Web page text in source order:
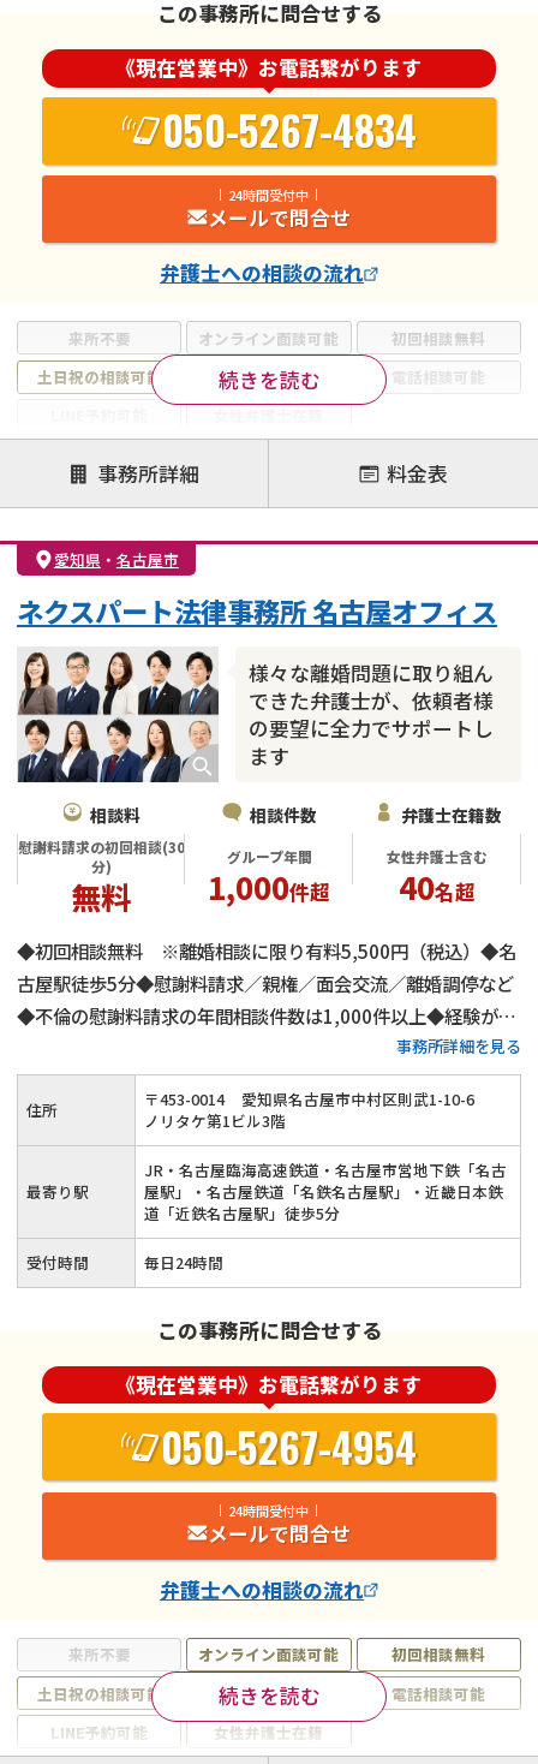
来所不要 オンライン面談可能
初回相談無料
土日祝の相談可能
19時以降電話可能
電話相談可能
注力案件
離婚前相談
離婚調停
離婚裁判
親権・面会交流権
DV
モラハラ
不貞・不倫慰謝料請求
財産分与
内縁の夫婦 熟年離婚
続きを読む
この事務所に問合せする
《現在営業中》お電話繋がります
050-5267-4834
24時間受付中
メールで問合せ
弁護士への相談の流れ
事務所詳細 料金表
愛知県 ・ 名古屋市
様々な離婚問題に取り組ん
できた弁護士が、依頼者様
の要望に全力でサポートし
ます
ネクスパート法律事務所 名古屋オフィス
相談料
慰謝料請求の初回相談(30
分)
無料
相談件数
グループ年間
1,000件超
弁護士在籍数
女性弁護士含む
40名超
◆初回相談無料 ※離婚相談に限り有料5,500円（税込）◆名
古屋駅徒歩5分◆慰謝料請求／親権／面会交流／離婚調停など
◆不倫の慰謝料請求の年間相談件数は1,000件以上◆経験があ
る弁護士が全力でサポート◆土日祝でもご相談可能なので、お
忙しい方でもお気軽にご連絡ください≪24時間メールでのご
相談受付≫
事務所詳細を見る
来所不要 オンライン面談可能
初回相談無料
土日祝の相談可能
19時以降電話可能
電話相談可能
LINE予約可能
女性弁護士在籍
続きを読む
住所 〒453-0014
愛知県名古屋市中村区則武1-10-6
ノリタケ第1ビル3階
最寄り駅
JR・名古屋臨海高速鉄道・名古屋市営地下鉄「名古
屋駅」・名古屋鉄道「名鉄名古屋駅」・近畿日本鉄
道「近鉄名古屋駅」徒歩5分
受付時間 毎日24時間
この事務所に問合せする
《現在営業中》お電話繋がります
050-5267-4954
24時間受付中
メールで問合せ
弁護士への相談の流れ